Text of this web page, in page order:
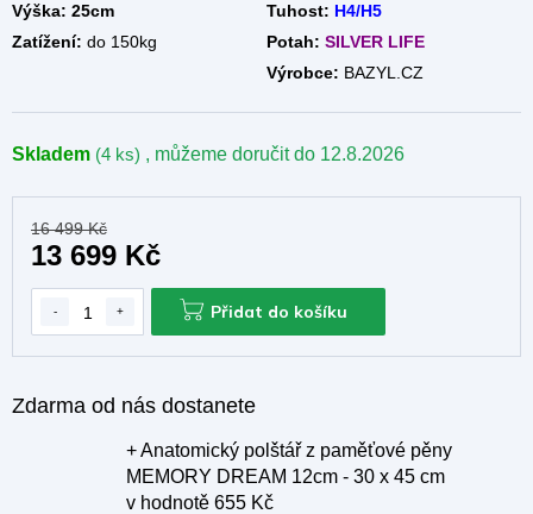
A
Skladem (4 ks) , můžeme doručit do 12.8.2026
Zdarma od nás dostanete
+ Anatomický polštář z paměťové pěny
MEMORY DREAM 12cm - 30 x 45 cm
v hodnotě 655 Kč
Výška: 25cm Tuhost: H4/H5
Zatížení: do 150kg Potah: SILVER LIFE
Výrobce: BAZYL.CZ
16 499 Kč
13 699 Kč
Přidat do košíku